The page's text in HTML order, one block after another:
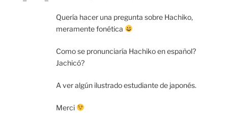
Quería hacer una pregunta sobre Hachiko,
meramente fonética
Como se pronunciaría Hachiko en español?
Jachicó?
A ver algún ilustrado estudiante de japonés.
Merci